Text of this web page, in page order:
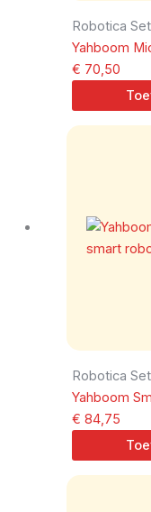
Robotica
Yahboom
€ 70,50
Robotica
Yahboom
€ 84,75